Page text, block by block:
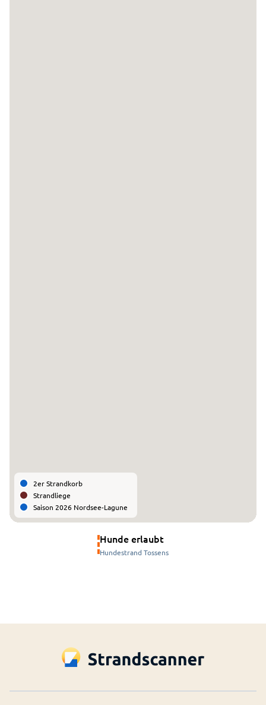
2er Strandkorb
Strandliege
Saison 2026 Nordsee-Lagune
Hunde erlaubt
Hundestrand Tossens